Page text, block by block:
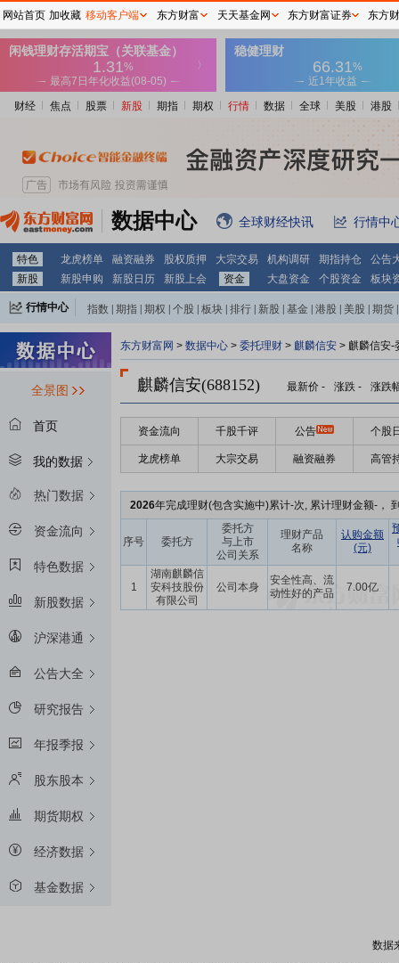
财经 焦点 股票 新股 期指 期权 行情 数据 全球 美股 港股
数据中心 全球财经快讯 行情中
特色 龙虎榜单 融资融券 股权质押 大宗交易 机构调研 期指持仓
公告
新股
新股申购 新股日历 新股上会 资金 大盘资金 个股资金 板块
行情中心 指数 期指 期权 个股 板块 排行 新股 基金 港股 美股 期货
全景图
首页
我的数据
热门数据
资金流向
特色数据
新股数据
沪深港通
公告大全
研究报告
年报季报
股东股本
期货期权
经济数据
基金数据
东方财富网 > 数据中心 > 委托理财 > 麒麟信安 > 麒麟信安-
麒麟信安(688152) 最新价 - 涨跌 - 涨跌
资金流向 千股千评 公告 个股
龙虎榜单 大宗交易 融资融券 高管
2026年完成理财(包含实施中)累计-次, 累计理财金额-，
序号 委托方
委托方
与上市
公司关系
理财产品
名称
认购金额
(元)
1
湖南麒麟信
安科技股份
有限公司
公司本身
安全性高、流
动性好的产品
7.00亿
数据
网站首页 加收藏 移动客户端 东方财富 天天基金网 东方财富证券 东方